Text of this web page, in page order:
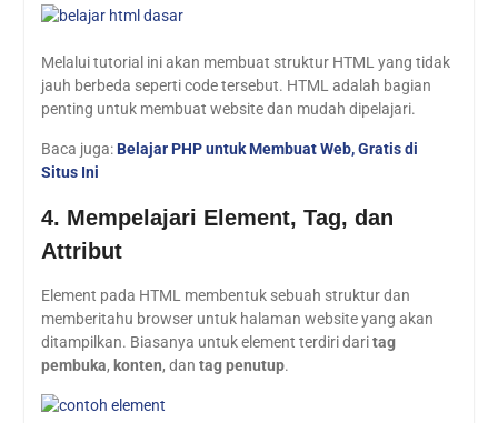
Melalui tutorial ini akan membuat struktur HTML yang tidak
jauh berbeda seperti code tersebut. HTML adalah bagian
penting untuk membuat website dan mudah dipelajari.
Baca juga:Belajar PHP untuk Membuat Web, Gratis di
Situs Ini
4. Mempelajari Element, Tag, dan
Attribut
Element pada HTML membentuk sebuah struktur dan
memberitahu browser untuk halaman website yang akan
ditampilkan. Biasanya untuk element terdiri daritag
pembuka, konten, dan tag penutup.